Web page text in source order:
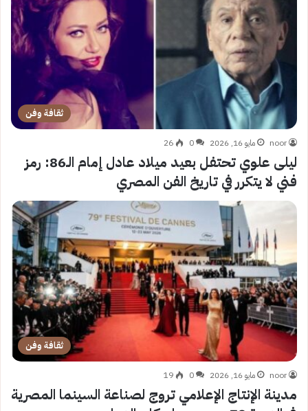
ثقافة وفن
noor مايو 16, 2026 0
26
ليلى علوي تحتفل بعيد ميلاد عادل إمام الـ86: رمز
فني لا يتكرر في تاريخ الفن المصري
ثقافة وفن
noor مايو 16, 2026 0
19
مدينة الإنتاج الإعلامي تروج لصناعة السينما المصرية